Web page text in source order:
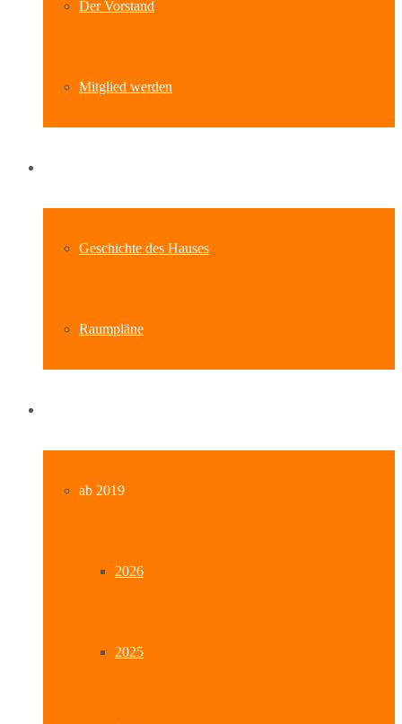
Der Vorstand
Mitglied werden
Geschichte des Hauses
Raumpläne
ab 2019
2026
2025